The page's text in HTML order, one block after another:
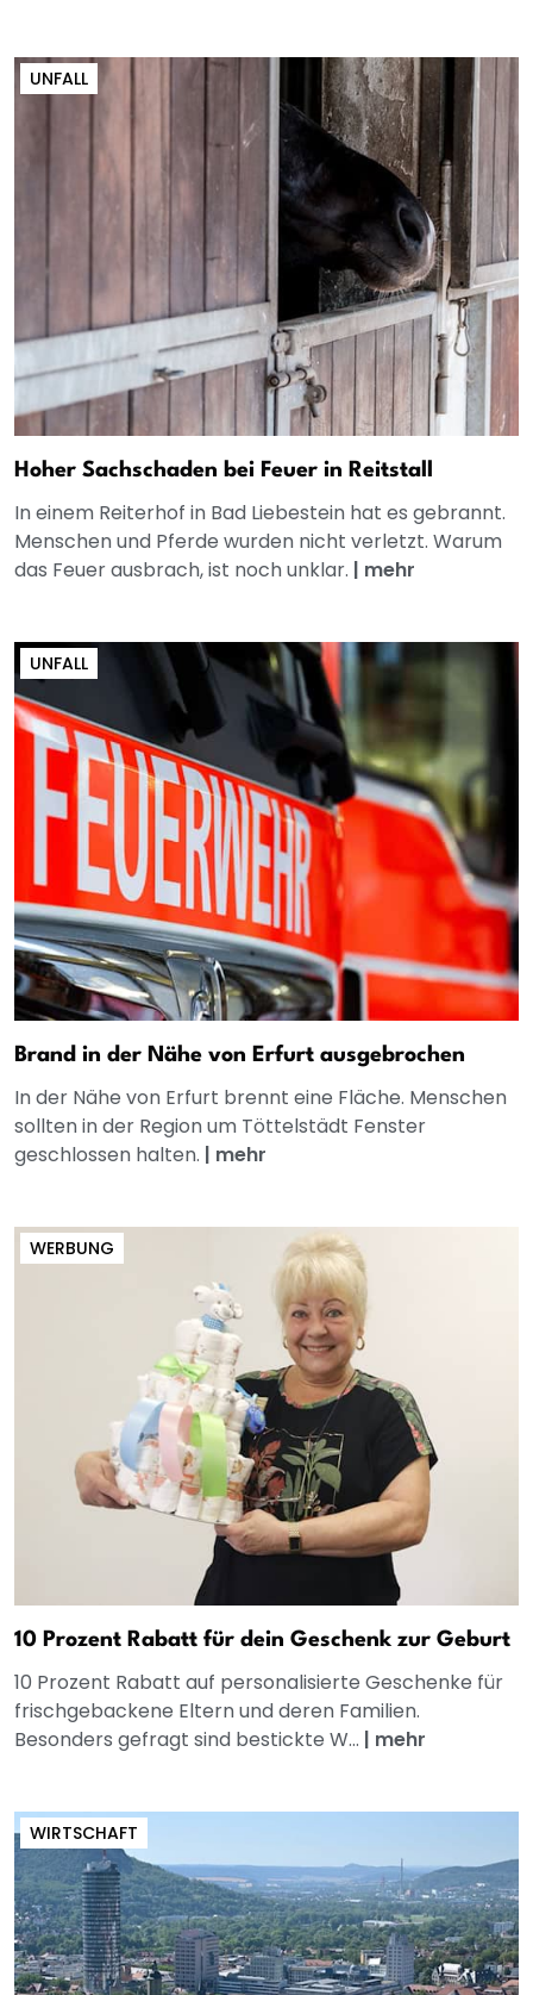
UNFALL
Hoher Sachschaden bei Feuer in Reitstall
In einem Reiterhof in Bad Liebestein hat es gebrannt.
Menschen und Pferde wurden nicht verletzt. Warum
das Feuer ausbrach, ist noch unklar. | mehr
UNFALL
Brand in der Nähe von Erfurt ausgebrochen
In der Nähe von Erfurt brennt eine Fläche. Menschen
sollten in der Region um Töttelstädt Fenster
geschlossen halten. | mehr
WERBUNG
10 Prozent Rabatt für dein Geschenk zur Geburt
10 Prozent Rabatt auf personalisierte Geschenke für
frischgebackene Eltern und deren Familien.
Besonders gefragt sind bestickte W... | mehr
WIRTSCHAFT